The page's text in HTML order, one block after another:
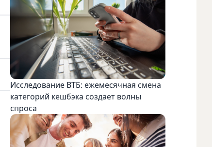
Исследование ВТБ: ежемесячная смена
категорий кешбэка создает волны
спроса